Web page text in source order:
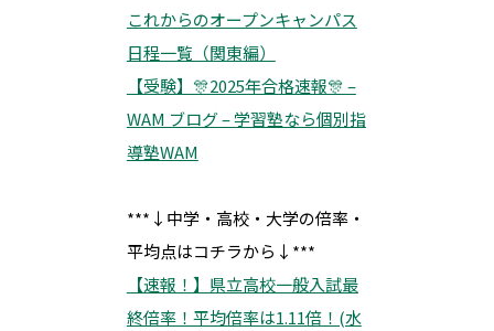
これからのオープンキャンパス
日程一覧（関東編）
【受験】🎊2025年合格速報🎊 –
WAM ブログ – 学習塾なら個別指
導塾WAM
***↓中学・高校・大学の倍率・
平均点はコチラから↓***
【速報！】県立高校一般入試最
終倍率！平均倍率は1.11倍！(水